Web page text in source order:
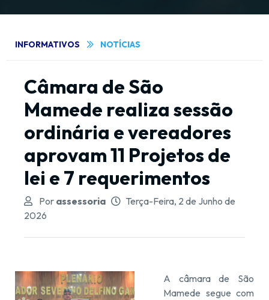
INFORMATIVOS NOTÍCIAS
Câmara de São
Mamede realiza sessão
ordinária e vereadores
aprovam 11 Projetos de
lei e 7 requerimentos
Por assessoria
Terça-Feira, 2 de Junho de
2026
A câmara de São
Mamede segue com